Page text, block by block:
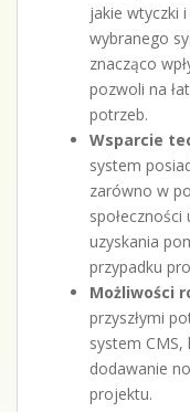
jakie wtyczki
wybranego
znacząco
pozwoli na
potrzeb.
Wsparcie
system
zarówno w
uzyskania
przypadku
Możliwości
przyszłymi
system
dodawanie
projektu.